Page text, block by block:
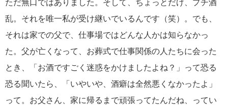
ただ無口ではありました。そして、ちょっとだけ、プチ酒
乱。それを唯一私が受け継いでいるんです（笑）。でも、
それは家での父で、仕事場ではどんな人かは知らなかっ
た。父が亡くなって、お葬式で仕事関係の人たちに会った
とき、「お酒ですごく迷惑をかけましたよね？」って恐る
恐る聞いたら、「いやいや、酒癖は全然悪くなかったよ」
って。お父さん、家に帰るまで頑張ってたんだね、ってい